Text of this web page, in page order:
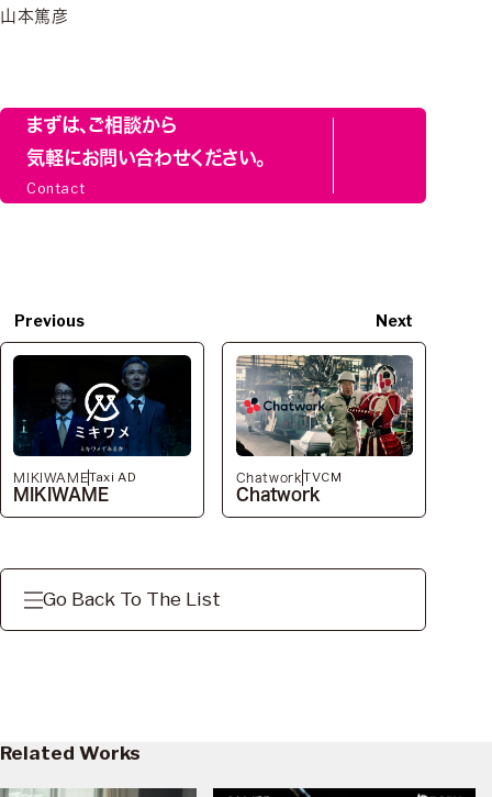
山本篤彦
まずは、ご相談から
気軽にお問い合わせください。
Contact
Previous
MIKIWAMETaxi AD
MIKIWAME
Next
Chatwork TVCM
Chatwork
Go Back To The List
Related Works